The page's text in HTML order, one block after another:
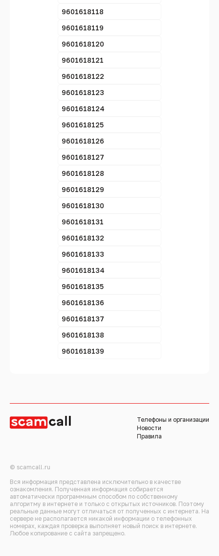
9601618118
9601618119
9601618120
9601618121
9601618122
9601618123
9601618124
9601618125
9601618126
9601618127
9601618128
9601618129
9601618130
9601618131
9601618132
9601618133
9601618134
9601618135
9601618136
9601618137
9601618138
9601618139
Телефоны и организации
Новости
Правила
© scamcall.ru
Вся информация представлена исключительно в качестве
ознакомления. Полученная информация собирается
автоматически программным способом по собственному
алгоритму в интернете и только с открытых источников. Поэтому
реальные данные могут отличаться от полученных с интернета. На
сервере не располагается никакой информации о телефонных
номерах, каждая проверка выполняет новый поиск в интернете.
Любое копирование с сайта запрещено.